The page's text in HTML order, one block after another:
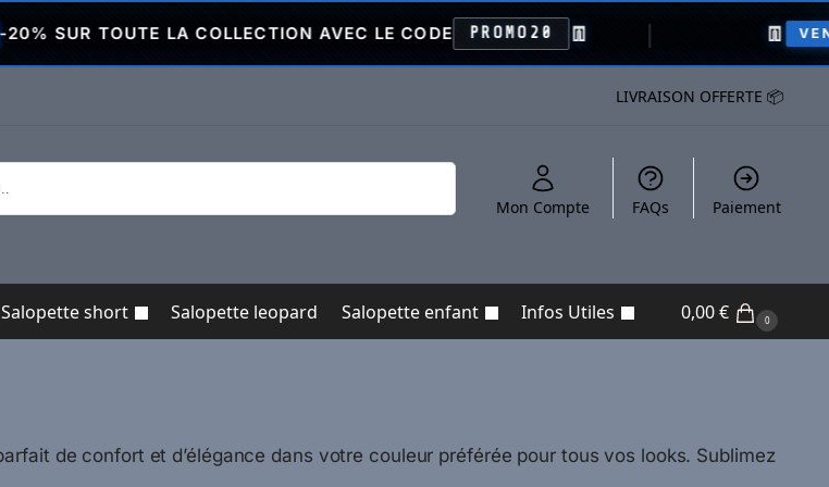
LA COLLECTION AVEC LE CODE PROMO20 👖 VENTE FLASH
LIVRAISON OFFERTE 📦
Mon Compte FAQs Paiement
Salopette short Salopette leopard Salopette enfant Infos Utiles 0,00€ 0
de confort et d’élégance dans votre couleur préférée pour tous vos looks. Sublimez